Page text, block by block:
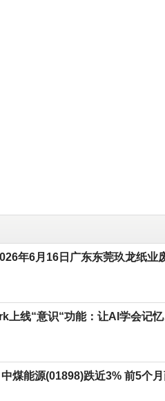
年6月16日广东东莞玖龙纸业
上线“意识“功能：让AI学会记
煤能源(01898)跌近3% 前5个